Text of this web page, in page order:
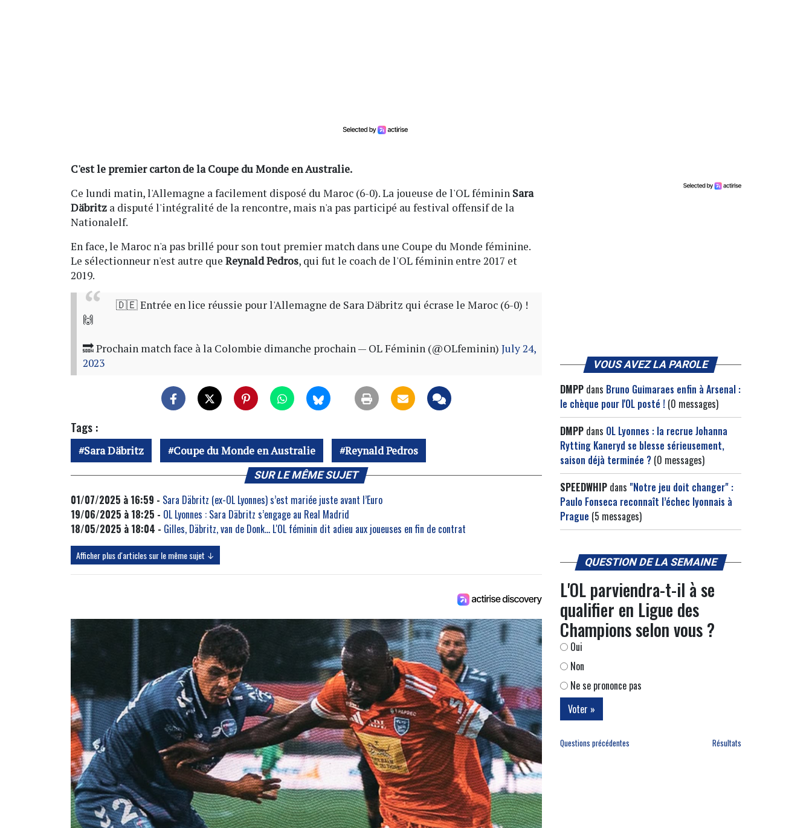
C'est le premier carton de la Coupe du Monde en Australie.
Ce lundi matin, l'Allemagne a facilement disposé du Maroc (6-0). La joueuse de l'OL féminin Sara
Däbritz a disputé l'intégralité de la rencontre, mais n'a pas participé au festival offensif de la
Nationalelf.
En face, le Maroc n'a pas brillé pour son tout premier match dans une Coupe du Monde féminine.
Le sélectionneur n'est autre que Reynald Pedros, qui fut le coach de l'OL féminin entre 2017 et
2019.
🇩🇪 Entrée en lice réussie pour l'Allemagne de Sara Däbritz qui écrase le Maroc (6-0) !
🙌
🔜 Prochain match face à la Colombie dimanche prochain — OL Féminin (@OLfeminin) July 24,
2023
Tags :
Sara Däbritz Coupe du Monde en Australie Reynald Pedros
SUR LE MÊME SUJET
01/07/2025 à 16:59 - Sara Däbritz (ex-OL Lyonnes) s’est mariée juste avant l’Euro
19/06/2025 à 18:25 - OL Lyonnes : Sara Däbritz s’engage au Real Madrid
18/05/2025 à 18:04 - Gilles, Däbritz, van de Donk… L'OL féminin dit adieu aux joueuses en fin de contrat
Afficher plus d'articles sur le même sujet ↓
VOUS AVEZ LA PAROLE
DMPP dans Bruno Guimaraes enfin à Arsenal :
le chèque pour l'OL posté ! (0 messages)
DMPP dans OL Lyonnes : la recrue Johanna
Rytting Kaneryd se blesse sérieusement,
saison déjà terminée ? (0 messages)
SPEEDWHIP dans "Notre jeu doit changer" :
Paulo Fonseca reconnaît l’échec lyonnais à
Prague (5 messages)
QUESTION DE LA SEMAINE
L'OL parviendra-t-il à se
qualifier en Ligue des
Champions selon vous ?
Oui
Non
Ne se prononce pas
Questions précédentes Résultats